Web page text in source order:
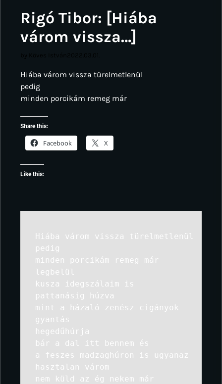
Rigó Tibor: [Hiába
várom vissza…]
Hiába várom vissza türelmetlenül
pedig
minden porcikám remeg már
Share this:
Facebook X
Like this:
Hiába várom vissza türelmetlenül
pedig
minden porcikám remeg már
legbelül
kusza idegszálaim is
pattanásig húzva
mint a házaló zenész cigányok
gyantás
hegedűhúrja
bár a dal itt bennem és
a feszes madzaghúron is ugyanaz
hasztalan várom
nem küld az ég nekem már